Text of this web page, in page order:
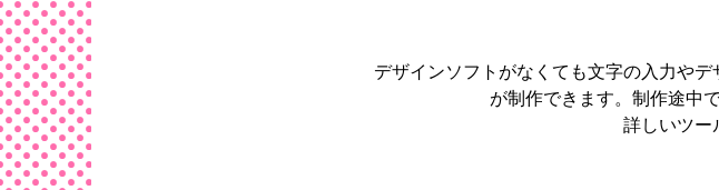
デザインソフトがなくても文字の入力やデ
が制作できます。 制作途中
詳しいツー